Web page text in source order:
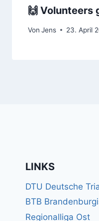
🙌 Volunteers
Von Jens 23. April
LINKS
DTU Deutsche
BTB
Regionalliga Ost